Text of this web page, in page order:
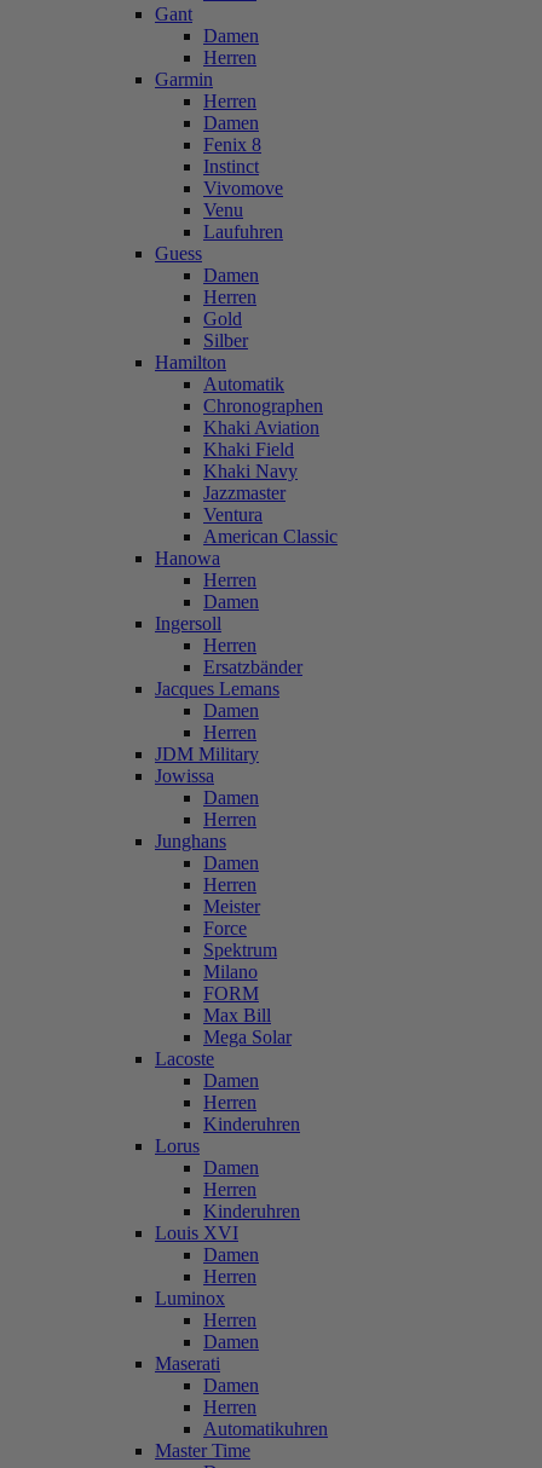
Gant
Damen
Herren
Garmin
Herren
Damen
Fenix 8
Instinct
Vivomove
Venu
Laufuhren
Guess
Damen
Herren
Gold
Silber
Hamilton
Automatik
Chronographen
Khaki Aviation
Khaki Field
Khaki Navy
Jazzmaster
Ventura
American Classic
Hanowa
Herren
Damen
Ingersoll
Herren
Ersatzbänder
Jacques Lemans
Damen
Herren
JDM Military
Jowissa
Damen
Herren
Junghans
Damen
Herren
Meister
Force
Spektrum
Milano
FORM
Max Bill
Mega Solar
Lacoste
Damen
Herren
Kinderuhren
Lorus
Damen
Herren
Kinderuhren
Louis XVI
Damen
Herren
Luminox
Herren
Damen
Maserati
Damen
Herren
Automatikuhren
Master Time